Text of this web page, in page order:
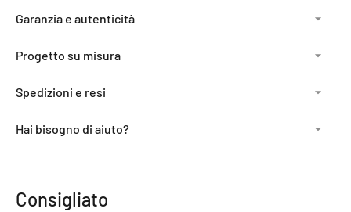
Garanzia e autenticità
Progetto su misura
Spedizioni e resi
Hai bisogno di aiuto?
prodotto
Consigliato